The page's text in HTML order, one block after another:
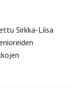
Sirkka-Liisa